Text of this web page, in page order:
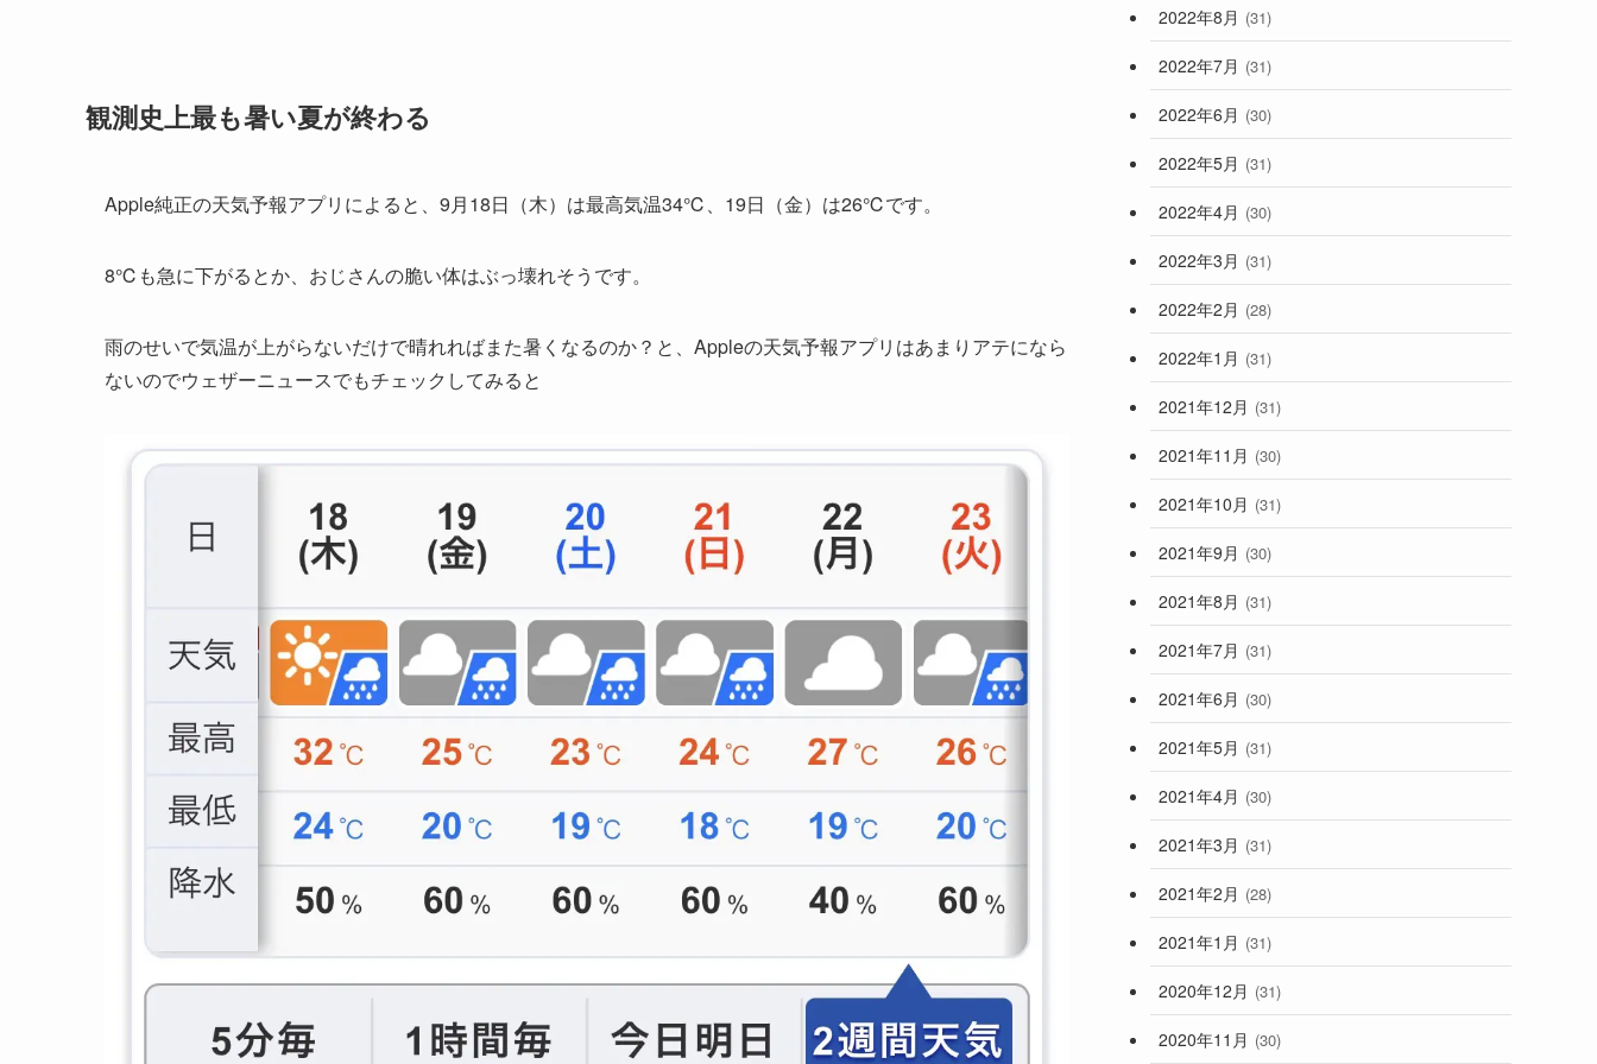
観測史上最も暑い夏が終わる
Apple純正の天気予報アプリによると、9月18日（木）は最高気温34℃、19日（金）は26℃です。
8℃も急に下がるとか、おじさんの脆い体はぶっ壊れそうです。
雨のせいで気温が上がらないだけで晴れればまた暑くなるのか？と、Appleの天気予報アプリはあまりアテになら
ないのでウェザーニュースでもチェックしてみると
2022年8月 (31)
2022年7月 (31)
2022年6月 (30)
2022年5月 (31)
2022年4月 (30)
2022年3月 (31)
2022年2月 (28)
2022年1月 (31)
2021年12月 (31)
2021年11月 (30)
2021年10月 (31)
2021年9月 (30)
2021年8月 (31)
2021年7月 (31)
2021年6月 (30)
2021年5月 (31)
2021年4月 (30)
2021年3月 (31)
2021年2月 (28)
2021年1月 (31)
2020年12月 (31)
2020年11月 (30)